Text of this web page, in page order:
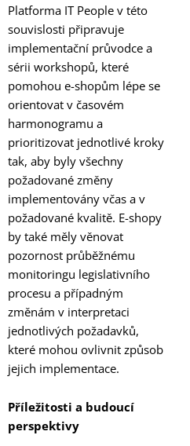
Platforma IT People v této
souvislosti připravuje
implementační průvodce a
sérii workshopů, které
pomohou e-shopům lépe se
orientovat v časovém
harmonogramu a
prioritizovat jednotlivé kroky
tak, aby byly všechny
požadované změny
implementovány včas a v
požadované kvalitě. E-shopy
by také měly věnovat
pozornost průběžnému
monitoringu legislativního
procesu a případným
změnám v interpretaci
jednotlivých požadavků,
které mohou ovlivnit způsob
jejich implementace.
Příležitosti a budoucí
perspektivy